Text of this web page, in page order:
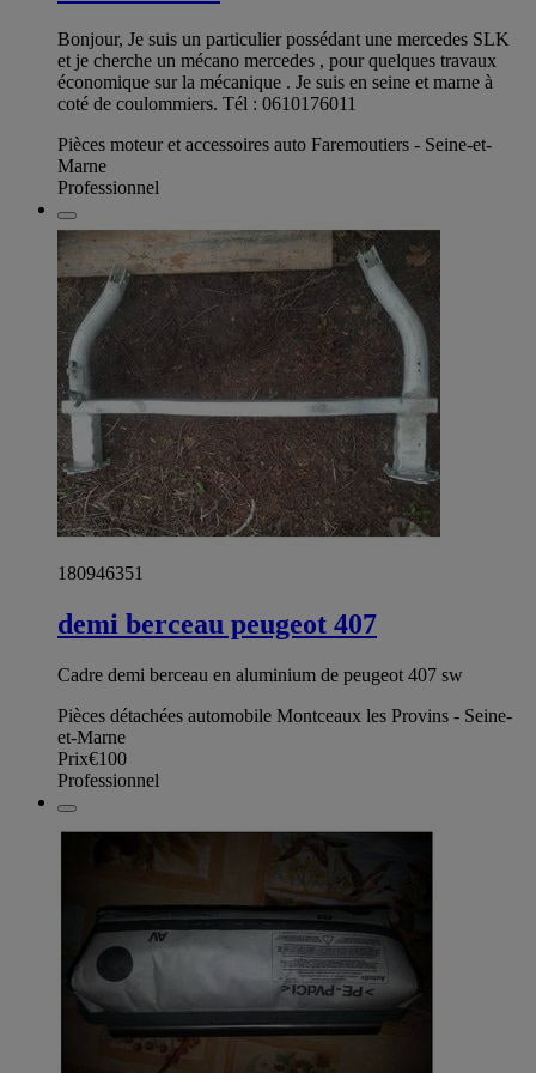
Bonjour, Je suis un particulier possédant une mercedes SLK
et je cherche un mécano mercedes , pour quelques travaux
économique sur la mécanique . Je suis en seine et marne à
coté de coulommiers. Tél : 0610176011
Pièces moteur et accessoires auto Faremoutiers - Seine-et-
Marne
Professionnel
180946351
demi berceau peugeot 407
Cadre demi berceau en aluminium de peugeot 407 sw
Pièces détachées automobile Montceaux les Provins - Seine-
et-Marne
Prix€100
Professionnel